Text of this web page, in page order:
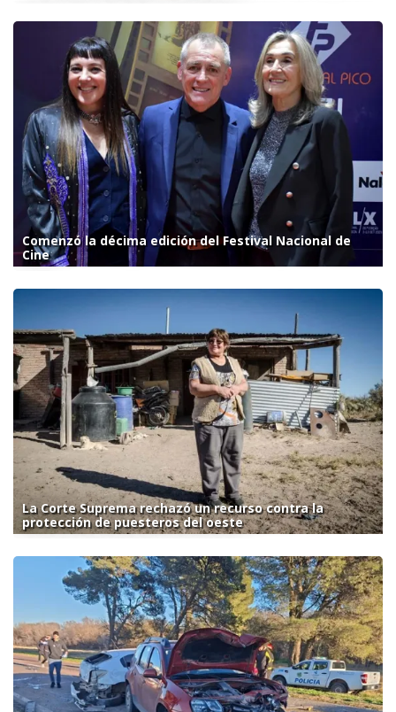
Comenzó la décima edición del Festival Nacional de
Cine
La Corte Suprema rechazó un recurso contra la
protección de puesteros del oeste